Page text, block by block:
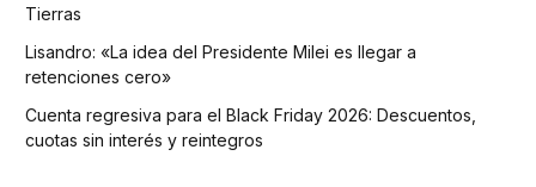
Tierras
Lisandro: «La idea del Presidente Milei es llegar a
retenciones cero»
Cuenta regresiva para el Black Friday 2026: Descuentos,
cuotas sin interés y reintegros